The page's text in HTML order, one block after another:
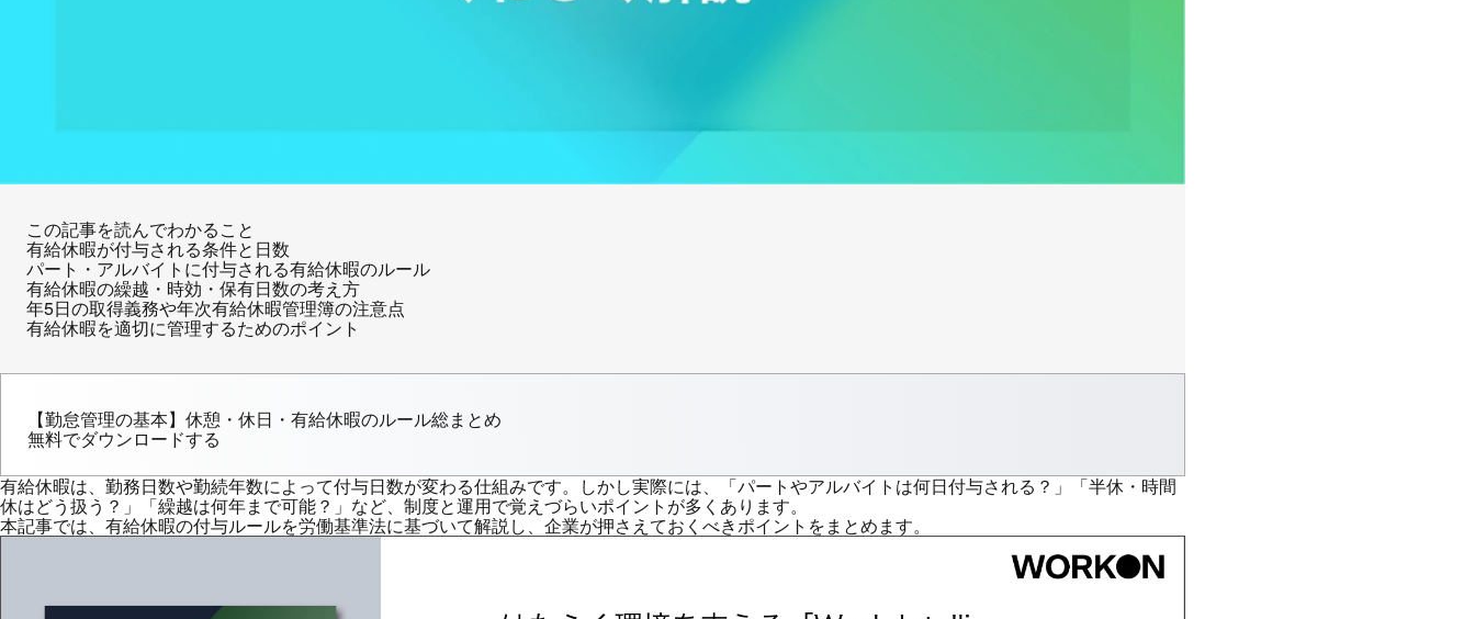
この記事を読んでわかること
有給休暇が付与される条件と日数
パート・アルバイトに付与される有給休暇のルール
有給休暇の繰越・時効・保有日数の考え方
年5日の取得義務や年次有給休暇管理簿の注意点
有給休暇を適切に管理するためのポイント
【勤怠管理の基本】休憩・休日・有給休暇のルール総まとめ
無料でダウンロードする
有給休暇は、勤務日数や勤続年数によって付与日数が変わる仕組みです。しかし実際には、「パートやアルバイトは何日付与される？」「半休・時間
休はどう扱う？」「繰越は何年まで可能？」など、制度と運用で覚えづらいポイントが多くあります。
本記事では、有給休暇の付与ルールを労働基準法に基づいて解説し、企業が押さえておくべきポイントをまとめます。